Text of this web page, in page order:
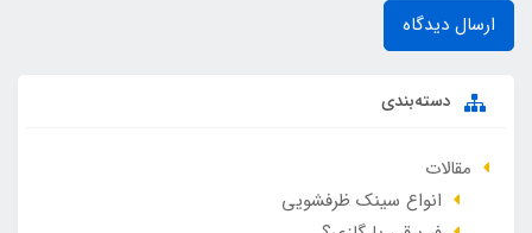
ارسال دیدگاه
دسته‌بندی
مقالات
انواع سینک ظرفشویی